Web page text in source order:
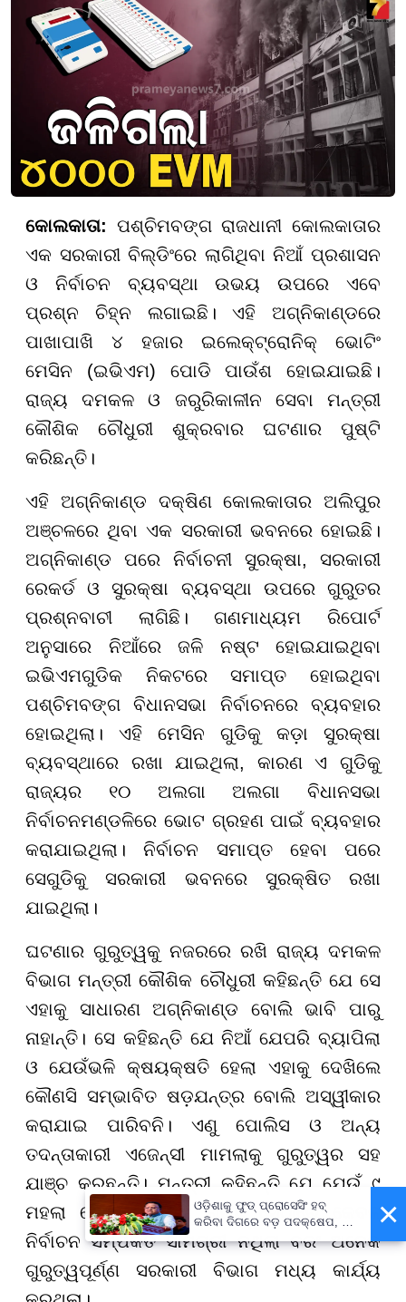
କୋଲକାତା: ପଶ୍ଚିମବଙ୍ଗ ରାଜଧାନୀ କୋଲକାତାର
ଏକ ସରକାରୀ ବିଲ୍ଡିଂରେ ଲାଗିଥିବା ନିଆଁ ପ୍ରଶାସନ
ଓ ନିର୍ବାଚନ ବ୍ୟବସ୍ଥା ଉଭୟ ଉପରେ ଏବେ
ପ୍ରଶ୍ନ ଚିହ୍ନ ଲଗାଇଛି। ଏହି ଅଗ୍ନିକାଣ୍ଡରେ
ପାଖାପାଖି ୪ ହଜାର ଇଲେକ୍ଟ୍ରୋନିକ୍ ଭୋଟିଂ
ମେସିନ (ଇଭିଏମ) ପୋଡି ପାଉଁଶ ହୋଇଯାଇଛି।
ରାଜ୍ୟ ଦମକଳ ଓ ଜରୁରିକାଳୀନ ସେବା ମନ୍ତ୍ରୀ
କୌଶିକ ଚୌଧୁରୀ ଶୁକ୍ରବାର ଘଟଣାର ପୁଷ୍ଟି
କରିଛନ୍ତି।
ଏହି ଅଗ୍ନିକାଣ୍ଡ ଦକ୍ଷିଣ କୋଲକାତାର ଅଲିପୁର
ଅଞ୍ଚଳରେ ଥିବା ଏକ ସରକାରୀ ଭବନରେ ହୋଇଛି।
ଅଗ୍ନିକାଣ୍ଡ ପରେ ନିର୍ବାଚନୀ ସୁରକ୍ଷା, ସରକାରୀ
ରେକର୍ଡ ଓ ସୁରକ୍ଷା ବ୍ୟବସ୍ଥା ଉପରେ ଗୁରୁତର
ପ୍ରଶ୍ନବାଚୀ ଲାଗିଛି। ଗଣମାଧ୍ୟମ ରିପୋର୍ଟ
ଅନୁସାରେ ନିଆଁରେ ଜଳି ନଷ୍ଟ ହୋଇଯାଇଥିବା
ଇଭିଏମଗୁଡିକ ନିକଟରେ ସମାପ୍ତ ହୋଇଥିବା
ପଶ୍ଚିମବଙ୍ଗ ବିଧାନସଭା ନିର୍ବାଚନରେ ବ୍ୟବହାର
ହୋଇଥିଲା। ଏହି ମେସିନ ଗୁଡିକୁ କଡ଼ା ସୁରକ୍ଷା
ବ୍ୟବସ୍ଥାରେ ରଖା ଯାଇଥିଲା, କାରଣ ଏ ଗୁଡିକୁ
ରାଜ୍ୟର ୧୦ ଅଲଗା ଅଲଗା ବିଧାନସଭା
ନିର୍ବାଚନମଣ୍ଡଳିରେ ଭୋଟ ଗ୍ରହଣ ପାଇଁ ବ୍ୟବହାର
କରାଯାଇଥିଲା। ନିର୍ବାଚନ ସମାପ୍ତ ହେବା ପରେ
ସେଗୁଡିକୁ ସରକାରୀ ଭବନରେ ସୁରକ୍ଷିତ ରଖା
ଯାଇଥିଲା।
ଘଟଣାର ଗୁରୁତ୍ୱକୁ ନଜରରେ ରଖି ରାଜ୍ୟ ଦମକଳ
ବିଭାଗ ମନ୍ତ୍ରୀ କୌଶିକ ଚୌଧୁରୀ କହିଛନ୍ତି ଯେ ସେ
ଏହାକୁ ସାଧାରଣ ଅଗ୍ନିକାଣ୍ଡ ବୋଲି ଭାବି ପାରୁ
ନାହାନ୍ତି। ସେ କହିଛନ୍ତି ଯେ ନିଆଁ ଯେପରି ବ୍ୟାପିଲା
ଓ ଯେଉଁଭଳି କ୍ଷୟକ୍ଷତି ହେଲା ଏହାକୁ ଦେଖିଲେ
କୌଣସି ସମ୍ଭାବିତ ଷଡ଼ଯନ୍ତ୍ର ବୋଲି ଅସ୍ୱୀକାର
କରାଯାଇ ପାରିବନି। ଏଣୁ ପୋଲିସ ଓ ଅନ୍ୟ
ତଦନ୍ତାକାରୀ ଏଜେନ୍ସୀ ମାମଲାକୁ ଗୁରୁତ୍ୱର ସହ
ଯାଞ୍ଚ କରୁଛନ୍ତି। ମନ୍ତ୍ରୀ କହିଛନ୍ତି ଯେ ଯେଉଁ ୯
ମହଲା କୋଠାରେ ନିଆଁ ଲାଗିଛି ସେଠାରେ କେବଳ
ନିର୍ବାଚନ ସମ୍ପର୍କିତ ସାମଗ୍ରୀ ନଥିଲା ବରଂ ଅନେକ
ଗୁରୁତ୍ୱପୂର୍ଣ୍ଣ ସରକାରୀ ବିଭାଗ ମଧ୍ୟ କାର୍ଯ୍ୟ
×
ଓଡ଼ିଶାକୁ ଫୁଡ୍ ପ୍ରୋସେସିଂ ହବ୍
କରିବା ଦିଗରେ ବଡ଼ ପଦକ୍ଷେପ, ୪୨
ହଜାରରୁ ଅଧିକ ନିଯୁକ୍ତି ସୁଯୋଗ